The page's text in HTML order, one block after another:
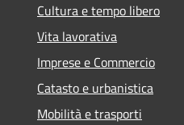
Cultura e tempo libero
Vita lavorativa
Imprese e Commercio
Catasto e urbanistica
Mobilità e trasporti